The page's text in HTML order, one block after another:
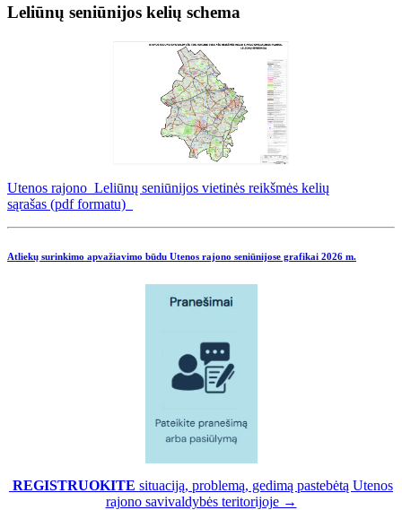
Leliūnų seniūnijos kelių schema
Utenos rajono Leliūnų seniūnijos vietinės reikšmės kelių
sąrašas (pdf formatu)
Atliekų surinkimo apvažiavimo būdu Utenos rajono seniūnijose grafikai 2026 m.
REGISTRUOKITE situaciją, problemą, gedimą pastebėtą Utenos
rajono savivaldybės teritorijoje →